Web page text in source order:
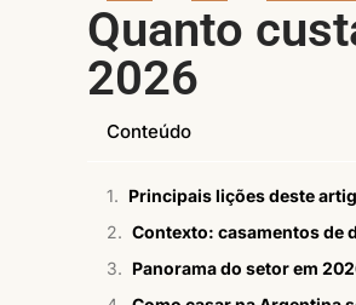
Quanto
2026
Conteúdo
Principais lições deste
Contexto: casamentos de
Panorama do setor em